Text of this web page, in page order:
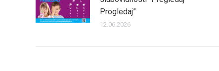
Progledaj”
12.06.2026